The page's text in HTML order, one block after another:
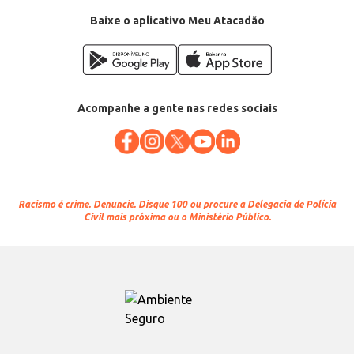
Baixe o aplicativo Meu Atacadão
Acompanhe a gente nas redes sociais
Racismo é crime. Denuncie. Disque 100 ou procure a Delegacia de Polícia
Civil mais próxima ou o Ministério Público.